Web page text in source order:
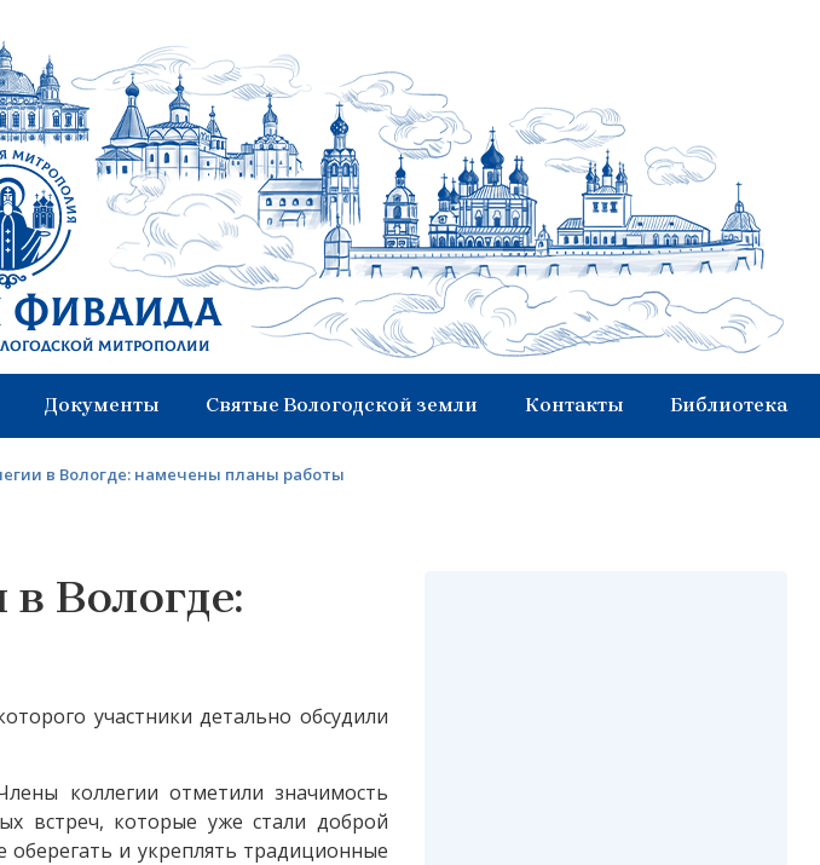
Фиваида
митрополии
Документы Святые Вологодской земли Контакты Библиотека
в Вологде: намечены планы работы
Вологде:
участники детально обсудили
коллегии отметили значимость
встреч, которые уже стали доброй
и укреплять традиционные